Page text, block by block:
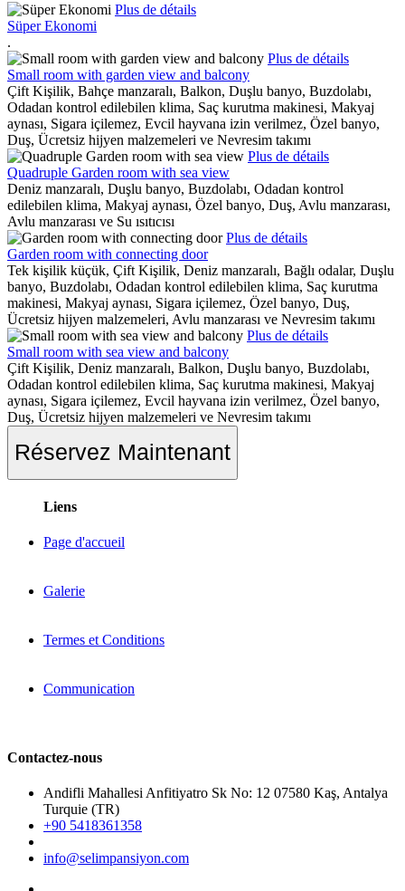
Plus de détails
Süper Ekonomi
.
Plus de détails
Small room with garden view and balcony
Çift Kişilik, Bahçe manzaralı, Balkon, Duşlu banyo, Buzdolabı,
Odadan kontrol edilebilen klima, Saç kurutma makinesi, Makyaj
aynası, Sigara içilemez, Evcil hayvana izin verilmez, Özel banyo,
Duş, Ücretsiz hijyen malzemeleri ve Nevresim takımı
Plus de détails
Quadruple Garden room with sea view
Deniz manzaralı, Duşlu banyo, Buzdolabı, Odadan kontrol
edilebilen klima, Makyaj aynası, Özel banyo, Duş, Avlu manzarası,
Avlu manzarası ve Su ısıtıcısı
Plus de détails
Garden room with connecting door
Tek kişilik küçük, Çift Kişilik, Deniz manzaralı, Bağlı odalar, Duşlu
banyo, Buzdolabı, Odadan kontrol edilebilen klima, Saç kurutma
makinesi, Makyaj aynası, Sigara içilemez, Özel banyo, Duş,
Ücretsiz hijyen malzemeleri, Avlu manzarası ve Nevresim takımı
Plus de détails
Small room with sea view and balcony
Çift Kişilik, Deniz manzaralı, Balkon, Duşlu banyo, Buzdolabı,
Odadan kontrol edilebilen klima, Saç kurutma makinesi, Makyaj
aynası, Sigara içilemez, Evcil hayvana izin verilmez, Özel banyo,
Duş, Ücretsiz hijyen malzemeleri ve Nevresim takımı
Réservez Maintenant
Liens
Page d'accueil
Galerie
Termes et Conditions
Communication
Contactez-nous
Andifli Mahallesi Anfitiyatro Sk No: 12 07580 Kaş, Antalya
Turquie (TR)
+90 5418361358
info@selimpansiyon.com